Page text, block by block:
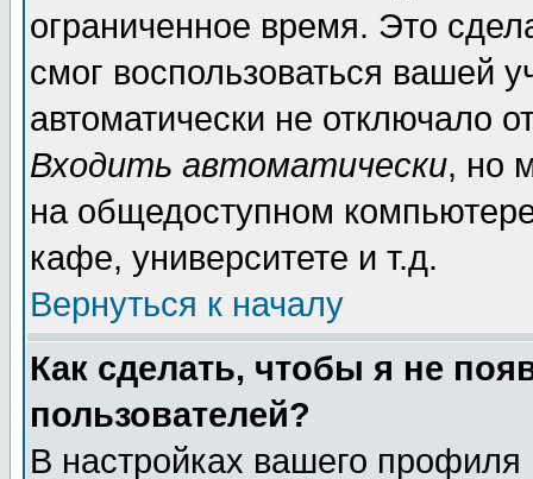
ограниченное время. Это
смог воспользоваться вашей
автоматически не отключало
Входить автоматически, но
на общедоступном
кафе, университете и т.д.
Вернуться к началу
Как сделать, чтобы я не
пользователей?
В настройках вашего